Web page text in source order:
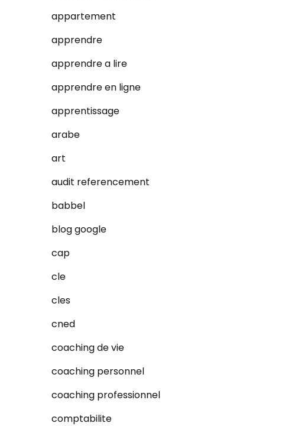
appartement
apprendre
apprendre a lire
apprendre en ligne
apprentissage
arabe
art
audit referencement
babbel
blog google
cap
cle
cles
cned
coaching de vie
coaching personnel
coaching professionnel
comptabilite